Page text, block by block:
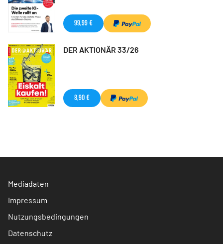
99,99 €
DER AKTIONÄR 33/26
8,90 €
Mediadaten
Impressum
Nutzungsbedingungen
Datenschutz